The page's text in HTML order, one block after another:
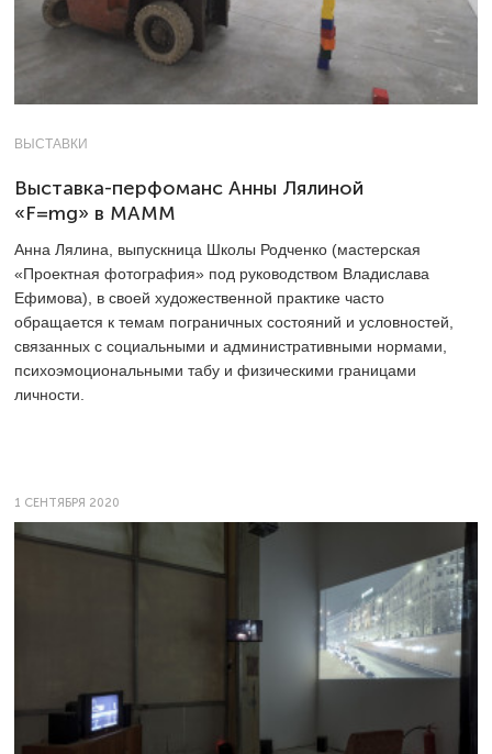
ВЫСТАВКИ
Выставка-перфоманс Анны Лялиной
«F=mg» в МАММ
Анна Лялина, выпускница Школы Родченко (мастерская
«Проектная фотография» под руководством Владислава
Ефимова), в своей художественной практике часто
обращается к темам пограничных состояний и условностей,
связанных с социальными и административными нормами,
психоэмоциональными табу и физическими границами
личности.
1 СЕНТЯБРЯ 2020